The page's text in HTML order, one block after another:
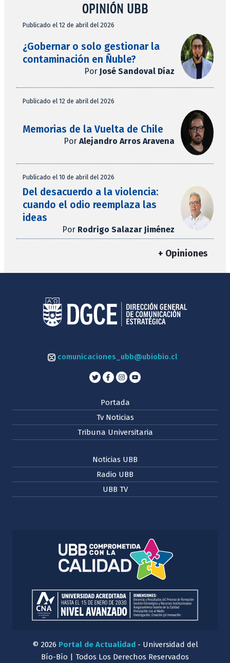
OPINIÓN UBB
Publicado el 12 de abril del 2026
¿Gobernar o solo gestionar la
contaminación en Ñuble?
Por José Sandoval Díaz
Publicado el 12 de abril del 2026
Memorias de la Vuelta de Chile
Por Alejandro Arros Aravena
Publicado el 10 de abril del 2026
Del desacuerdo a la violencia:
cuando el odio reemplaza las
ideas
Por Rodrigo Salazar Jiménez
+ Opiniones
comunicaciones_ubb@ubiobio.cl
Portada
Tv Noticias
Tribuna Universitaria
Noticias UBB
Radio UBB
UBB TV
© 2026 Portal de Actualidad- Universidad del
Bío-Bío | Todos Los Derechos Reservados